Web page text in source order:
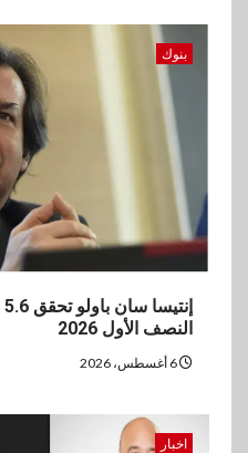
بنوك
النصف الأول 2026
اخبار